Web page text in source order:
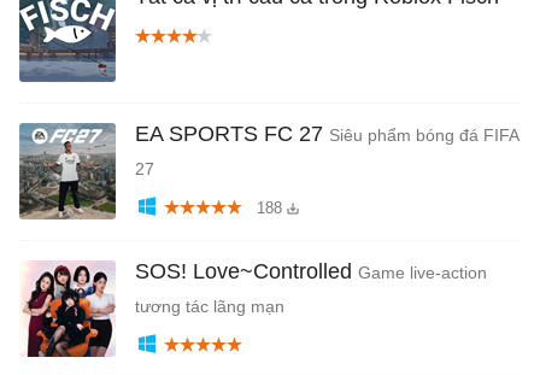
EA SPORTS FC 27 Siêu phẩm bóng đá FIFA
27
188
SOS! Love~Controlled Game live-action
tương tác lãng mạn